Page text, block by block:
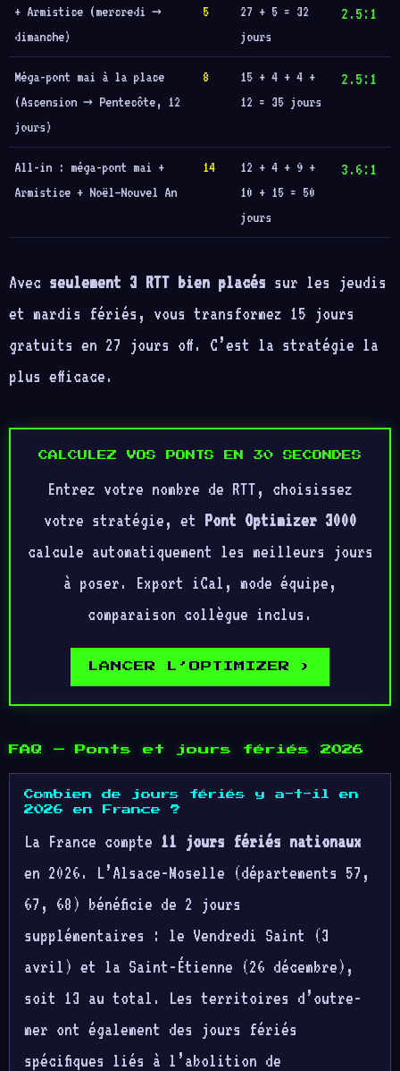
+ Armistice (mercredi →
dimanche)
5
27 + 5 = 32
jours
2.5:1
Méga-pont mai à la place
(Ascension → Pentecôte, 12
jours)
8
15 + 4 + 4 +
12 = 35 jours
2.5:1
All-in : méga-pont mai +
Armistice + Noël–Nouvel An
14
12 + 4 + 9 +
10 + 15 = 50
jours
3.6:1
Avec seulement 3 RTT bien placés sur les jeudis
et mardis fériés, vous transformez 15 jours
gratuits en 27 jours off. C’est la stratégie la
plus efficace.
CALCULEZ VOS PONTS EN 30 SECONDES
Entrez votre nombre de RTT, choisissez
votre stratégie, et Pont Optimizer 3000
calcule automatiquement les meilleurs jours
à poser. Export iCal, mode équipe,
comparaison collègue inclus.
LANCER L’OPTIMIZER ›
FAQ — Ponts et jours fériés 2026
Combien de jours fériés y a-t-il en
2026 en France ?
La France compte 11 jours fériés nationaux
en 2026. L’Alsace-Moselle (départements 57,
67, 68) bénéficie de 2 jours
supplémentaires : le Vendredi Saint (3
avril) et la Saint-Étienne (26 décembre),
soit 13 au total. Les territoires d’outre-
mer ont également des jours fériés
spécifiques liés à l’abolition de